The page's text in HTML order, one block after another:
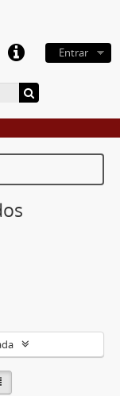
Entrar